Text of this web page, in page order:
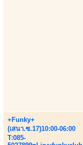
+Funky+
(เสนา.ซ.17)10:00-06:00
T:085-